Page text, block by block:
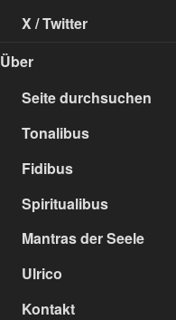
X / Twitter
Über
Seite durchsuchen
Tonalibus
Fidibus
Spiritualibus
Mantras der Seele
Ulrico
Kontakt